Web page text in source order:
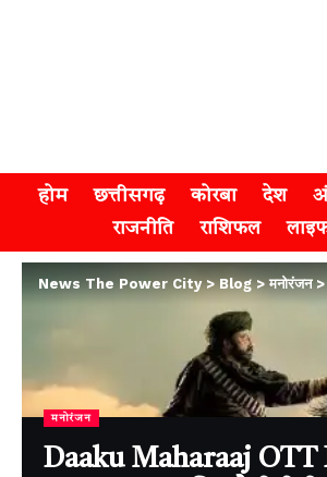
होम छत्तीसगढ़ कोरबा देश
राजनीति
राशिफल
News The Power City>Blog>मनोरंजन>
मनोरंजन
Daaku Maharaaj OTT